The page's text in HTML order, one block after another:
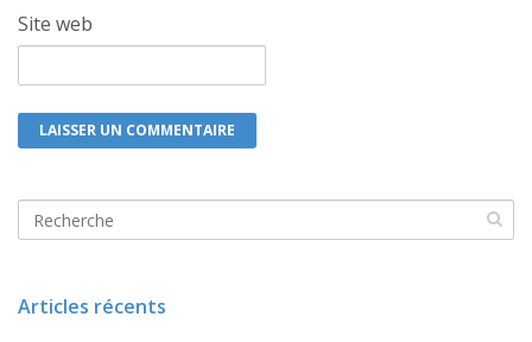
Site web
Articles récents